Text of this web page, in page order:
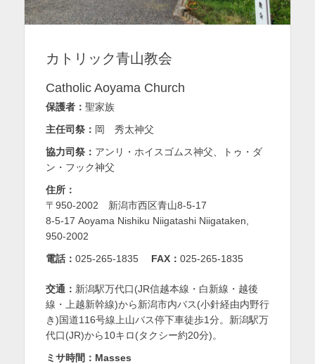
コ
カトリック青山教会
Catholic Aoyama Church
保護者： 聖家族
主任司祭： 岡 秀太神父
協力司祭： アンリ・ホイスゴムス神父、トゥ・ダ
ン・フック神父
住所：
〒950-2002 新潟市西区青山8-5-17
8-5-17 Aoyama Nishiku Niigatashi Niigataken,
950-2002
電話： 025-265-1835 FAX： 025-265-1835
交通： 新潟駅万代口(JR信越本線・白新線・越後
線・上越新幹線)から新潟市内バス(小針経由内野行
き)国道116号線上山バス停下車徒歩1分。新潟駅万
代口(JR)から10キロ(タクシー約20分)。
ミサ時間：Masses